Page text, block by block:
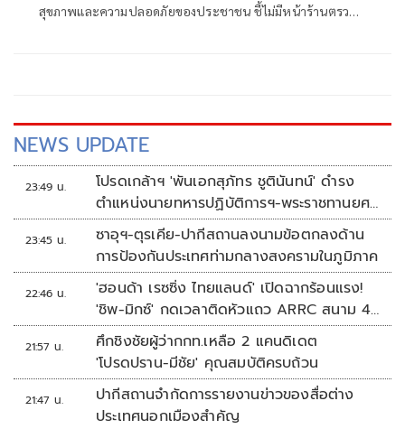
สุขภาพและความปลอดภัยของประชาชน ชี้ไม่มีหน้าร้านตรวจ
NEWS UPDATE
23:49 น.
โปรดเกล้าฯ 'พันเอกสุภัทร ชูตินันทน์' ดำรง
ตำแหน่งนายทหารปฏิบัติการฯ-พระราชทานยศ
'พลตรี'
23:45 น.
ซาอุฯ-ตุรเคีย-ปากีสถานลงนามข้อตกลงด้าน
การป้องกันประเทศท่ามกลางสงครามในภูมิภาค
22:46 น.
'ฮอนด้า เรซซิ่ง ไทยแลนด์' เปิดฉากร้อนแรง!
'ชิพ-มิกซ์' กดเวลาติดหัวแถว ARRC สนาม 4
ที่มัลดาลิกา
21:57 น.
ศึกชิงชัยผู้ว่ากกท.เหลือ 2 แคนดิเดต
'โปรดปราน-มีชัย' คุณสมบัติครบถ้วน
21:47 น.
ปากีสถานจำกัดการรายงานข่าวของสื่อต่าง
ประเทศนอกเมืองสำคัญ